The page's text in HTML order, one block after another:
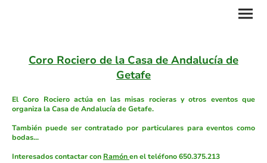
Coro Rociero de la Casa de Andalucía de
Getafe
El Coro Rociero actúa en las misas rocieras y otros eventos que
organiza la Casa de Andalucía de Getafe.
También puede ser contratado por particulares para eventos como
bodas...
Interesados contactar con Ramónen el teléfono 650.375.213